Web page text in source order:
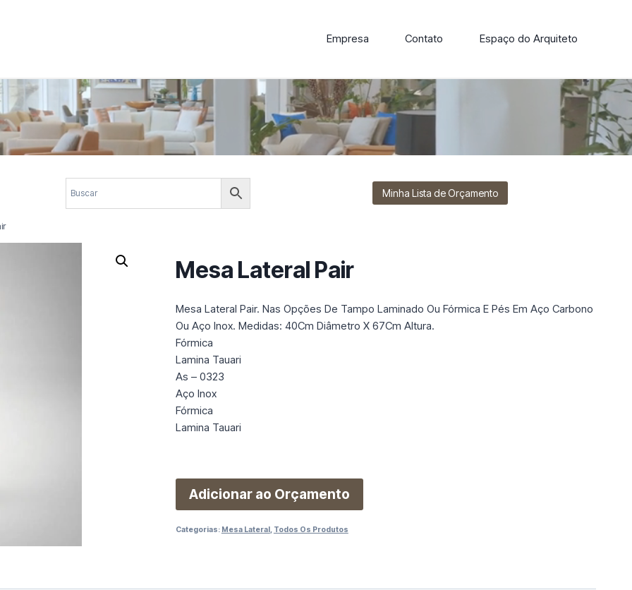
Empresa Contato Espaço do Arquiteto
com elegância, funcionalidade e personalidade. Explore nossa linha de cadeiras, poltronas, sofás e mesas de
design.
Minha Lista de Orçamento
Mesa Lateral Pair
Mesa Lateral Pair. Nas Opções De Tampo Laminado Ou Fórmica E Pés Em Aço Carbono
Ou Aço Inox. Medidas: 40Cm Diâmetro X 67Cm Altura.
Fórmica
Lamina Tauari
As – 0323
Aço Inox
Fórmica
Lamina Tauari
Adicionar ao Orçamento
Categorias: Mesa Lateral, Todos Os Produtos